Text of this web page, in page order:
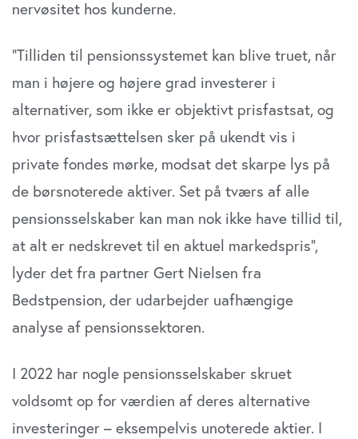
nervøsitet hos kunderne.
”Tilliden til pensionssystemet kan blive truet, når
man i højere og højere grad investerer i
alternativer, som ikke er objektivt prisfastsat, og
hvor prisfastsættelsen sker på ukendt vis i
private fondes mørke, modsat det skarpe lys på
de børsnoterede aktiver. Set på tværs af alle
pensionsselskaber kan man nok ikke have tillid til,
at alt er nedskrevet til en aktuel markedspris”,
lyder det fra partner Gert Nielsen fra
Bedstpension, der udarbejder uafhængige
analyse af pensionssektoren.
I 2022 har nogle pensionsselskaber skruet
voldsomt op for værdien af deres alternative
investeringer – eksempelvis unoterede aktier. I